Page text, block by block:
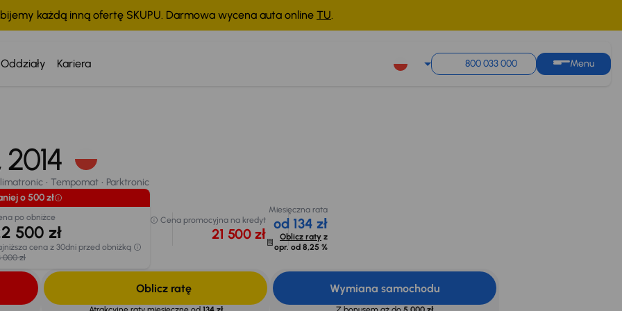
każdą inną ofertę SKUPU. Darmowa wycena auta online TU.
Oddziały Kariera 800 033 000 Menu
2014
Tempomat
Parktronic
o 500 zł
po obniżce
500 zł
cena z 30dni przed obniżką
000 zł
Cena promocyjna na kredyt
21 500 zł
Miesięczna rata
od 134 zł
Oblicz raty z
opr. od 8,25 %
Oblicz ratę Wymiana samochodu